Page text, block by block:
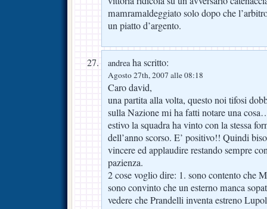
mamramaldeggiato solo dopo che
un piatto d’argento.
andreaha scritto:
Agosto 27th, 2007 alle 08:18
Caro david,
una partita alla volta, questo noi tifosi
sulla Nazione mi ha fatti notare una
estivo la squadra ha vinto con la stessa
dell’anno scorso. E’ positivo!! Quindi
vincere ed applaudire restando sempre
pazienza.
2 cose voglio dire: 1. sono contento che
sono convinto che un esterno manca
vedere che Prandelli inventa estreno